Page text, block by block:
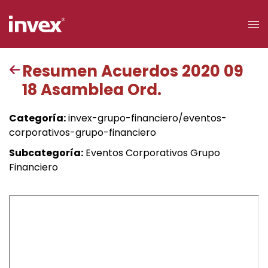
Acceso a
Buscar
Personas
Resumen Acuerdos 2020 09
18 Asamblea Ord.
Categoría:invex-grupo-financiero/eventos-
corporativos-grupo-financiero
Subcategoría: Eventos Corporativos Grupo
Financiero